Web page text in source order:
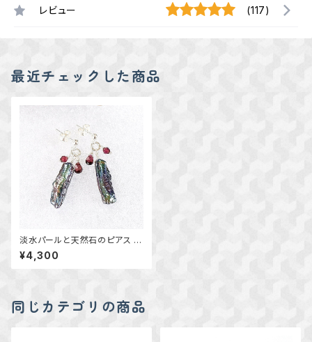
レビュー (117)
最近チェックした商品
淡水パールと天然石のピアス 天
然石アクセサリー 一点物
¥4,300
同じカテゴリの商品